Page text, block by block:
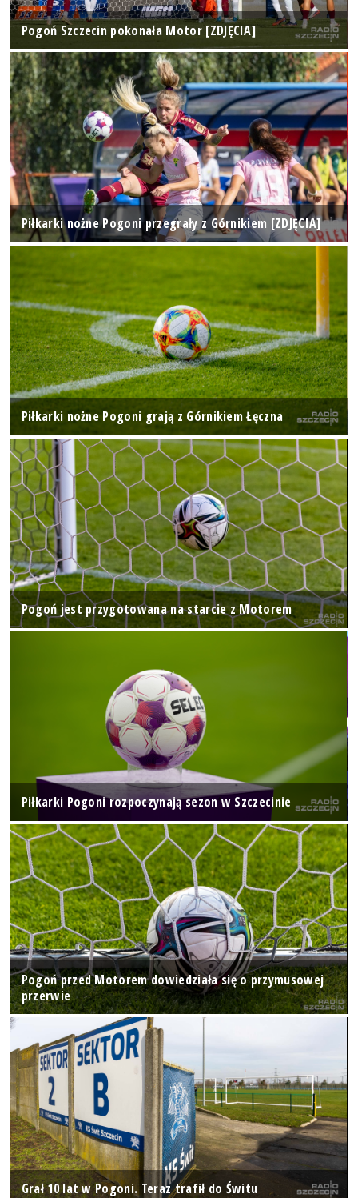
Pogoń Szczecin pokonała Motor [ZDJĘCIA]
Piłkarki nożne Pogoni przegrały z Górnikiem [ZDJĘCIA]
Piłkarki nożne Pogoni grają z Górnikiem Łęczna
Pogoń jest przygotowana na starcie z Motorem
Piłkarki Pogoni rozpoczynają sezon w Szczecinie
Pogoń przed Motorem dowiedziała się o przymusowej
przerwie
Grał 10 lat w Pogoni. Teraz trafił do Świtu